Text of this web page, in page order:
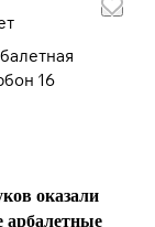
16
оказали
арбалетные